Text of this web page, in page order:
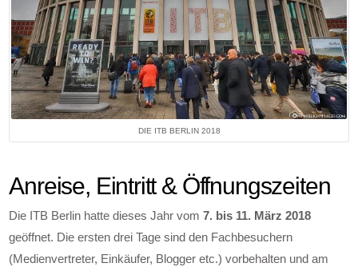
DIE ITB BERLIN 2018
Anreise, Eintritt & Öffnungszeiten
Die ITB Berlin hatte dieses Jahr vom7. bis 11. März 2018
geöffnet. Die ersten drei Tage sind den Fachbesuchern
(Medienvertreter, Einkäufer, Blogger etc.) vorbehalten und am